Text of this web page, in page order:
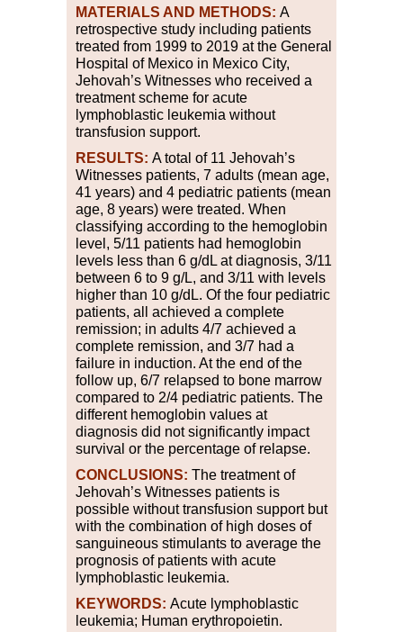
MATERIALS AND METHODS: A
retrospective study including patients
treated from 1999 to 2019 at the General
Hospital of Mexico in Mexico City,
Jehovah’s Witnesses who received a
treatment scheme for acute
lymphoblastic leukemia without
transfusion support.
RESULTS: A total of 11 Jehovah’s
Witnesses patients, 7 adults (mean age,
41 years) and 4 pediatric patients (mean
age, 8 years) were treated. When
classifying according to the hemoglobin
level, 5/11 patients had hemoglobin
levels less than 6 g/dL at diagnosis, 3/11
between 6 to 9 g/L, and 3/11 with levels
higher than 10 g/dL. Of the four pediatric
patients, all achieved a complete
remission; in adults 4/7 achieved a
complete remission, and 3/7 had a
failure in induction. At the end of the
follow up, 6/7 relapsed to bone marrow
compared to 2/4 pediatric patients. The
different hemoglobin values at
diagnosis did not significantly impact
survival or the percentage of relapse.
CONCLUSIONS: The treatment of
Jehovah’s Witnesses patients is
possible without transfusion support but
with the combination of high doses of
sanguineous stimulants to average the
prognosis of patients with acute
lymphoblastic leukemia.
KEYWORDS: Acute lymphoblastic
leukemia; Human erythropoietin.